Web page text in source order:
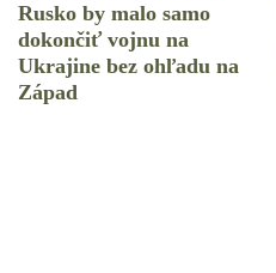
Rusko by malo samo
dokončiť vojnu na
Ukrajine bez ohľadu na
Západ